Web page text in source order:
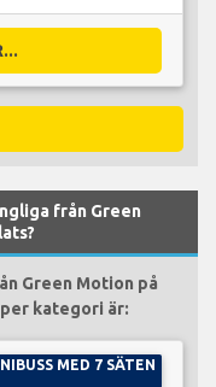
från Green
Green Motion på
kategori är:
MED 7 SÄTEN